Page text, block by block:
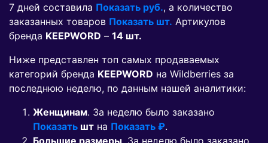
7 дней составила Показать руб., а количество
заказанных товаров Показать шт. Артикулов
бренда KEEPWORD – 14 шт.
Ниже представлен топ самых продаваемых
категорий бренда KEEPWORD на Wildberries за
последнюю неделю, по данным нашей аналитики:
Женщинам. За неделю было заказано
Показать шт на Показать ₽.